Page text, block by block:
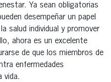
Ya sean obligatorias
desempeñar un papel
salud individual y promover
ahora es un excelente
de que los miembros de
enfermedades
vida.